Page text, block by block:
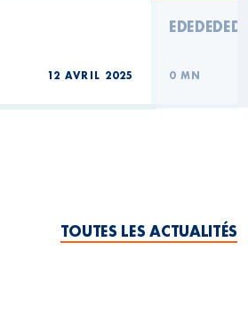
12 AVRIL 2025
EDEDEDED
0 MN
TOUTES LES ACTUALITÉS